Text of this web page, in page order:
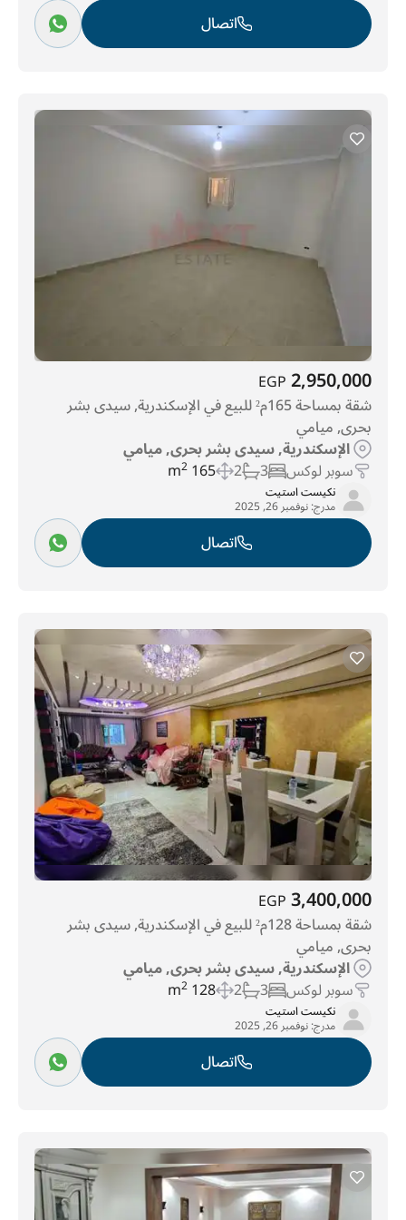
اتصال
2,950,000
EGP
شقة بمساحة 165م² للبيع في الإسكندرية, سيدى بشر
بحرى, ميامي
الإسكندرية, سيدى بشر بحرى, ميامي
سوبر لوكس 3
2
165 m
2
نكيست استيت
مدرج:نوفمبر 26, 2025
اتصال
3,400,000
EGP
شقة بمساحة 128م² للبيع في الإسكندرية, سيدى بشر
بحرى, ميامي
الإسكندرية, سيدى بشر بحرى, ميامي
سوبر لوكس 3
2
128 m
2
نكيست استيت
مدرج:نوفمبر 26, 2025
اتصال